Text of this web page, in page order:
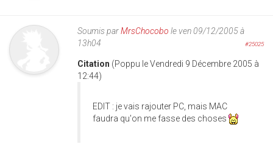
Soumis parMrsChocobo le ven 09/12/2005 à
13h04
#25025
Citation (Poppu le Vendredi 9 Décembre 2005 à
12:44)
EDIT : je vais rajouter PC, mais MAC
faudra qu'on me fasse des choses